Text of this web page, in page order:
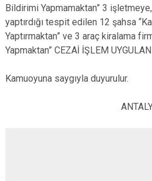
Bildirimi Yapmamaktan” 3
yaptırdığı tespit edilen 12 şahsa
Yaptırmaktan” ve 3 araç kiralama
Yapmaktan” CEZAİ İŞLEM
Kamuoyuna saygıyla duyurulur.